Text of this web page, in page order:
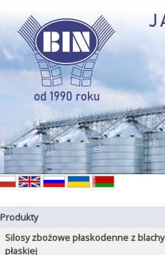
Produkty
Silosy zbożowe płaskodenne z blachy
płaskiej